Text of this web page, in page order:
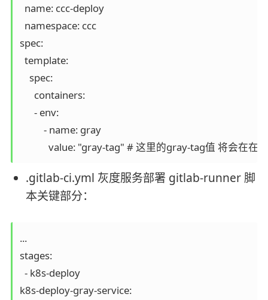
  name: ccc-deploy
  namespace: ccc
spec:
  template:
    spec:
      containers:
      - env:
          - name: gray
.gitlab-ci.yml 灰度服务部署 gitlab-runner 脚
本关键部分：
...
stages:
  - k8s-deploy
k8s-deploy-gray-service: